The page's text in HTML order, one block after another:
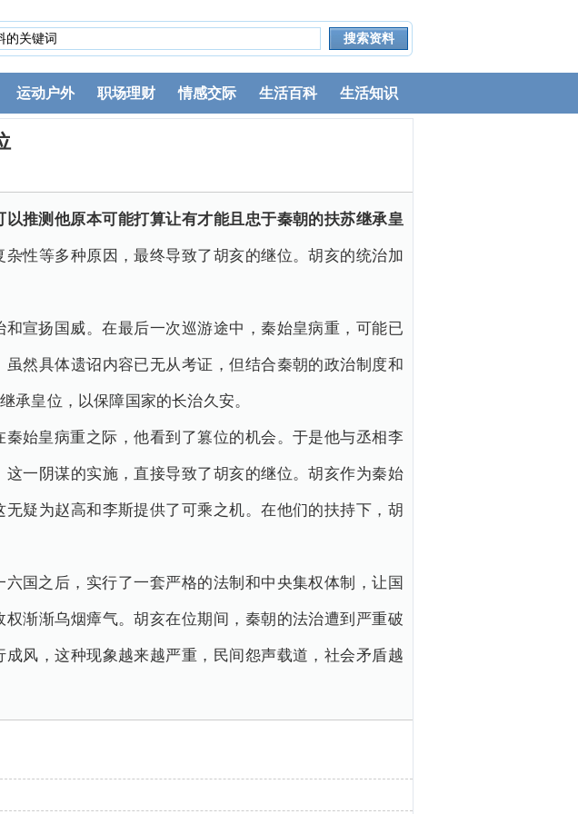
运动户外 职场理财 情感交际 生活百科 生活知识
推测他原本可能打算让有才能且忠于秦朝的扶苏继承皇
性等多种原因，最终导致了胡亥的继位。胡亥的统治加
宣扬国威。在最后一次巡游途中，秦始皇病重，可能已
然具体遗诏内容已无从考证，但结合秦朝的政治制度和
承皇位，以保障国家的长治久安。
始皇病重之际，他看到了篡位的机会。于是他与丞相李
一阴谋的实施，直接导致了胡亥的继位。胡亥作为秦始
疑为赵高和李斯提供了可乘之机。在他们的扶持下，胡
国之后，实行了一套严格的法制和中央集权体制，让国
渐渐乌烟瘴气。胡亥在位期间，秦朝的法治遭到严重破
风，这种现象越来越严重，民间怨声载道，社会矛盾越